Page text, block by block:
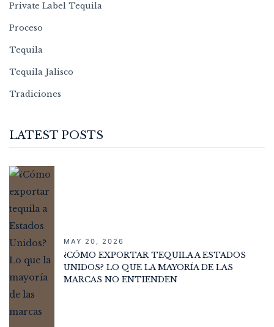
Private Label Tequila
Proceso
Tequila
Tequila Jalisco
Tradiciones
LATEST POSTS
MAY 20, 2026
¿CÓMO EXPORTAR TEQUILA A ESTADOS
UNIDOS? LO QUE LA MAYORÍA DE LAS
MARCAS NO ENTIENDEN